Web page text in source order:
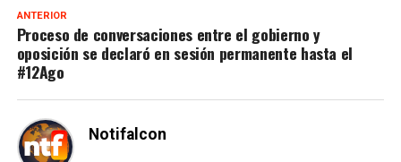
ANTERIOR
Proceso de conversaciones entre el gobierno y
oposición se declaró en sesión permanente hasta el
#12Ago
Notifalcon